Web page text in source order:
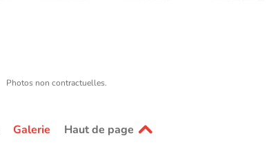
Photos non contractuelles.
Galerie Haut de page